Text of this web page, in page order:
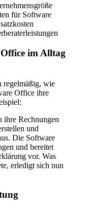
für Software
im Alltag
regelmäßig, wie
Office ihre
ihre Rechnungen
und
Die Software
und bereitet
vor. Was
erledigt sich nun